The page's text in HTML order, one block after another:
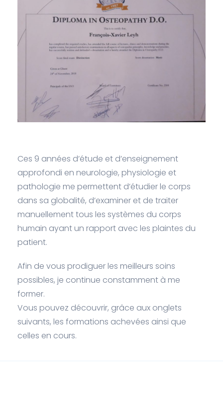
Ces 9 années d’étude et d’enseignement
approfondi en neurologie, physiologie et
pathologie me permettent d’étudier le corps
dans sa globalité, d’examiner et de traiter
manuellement tous les systèmes du corps
humain ayant un rapport avec les plaintes du
patient.
Afin de vous prodiguer les meilleurs soins
possibles, je continue constamment à me
former.
Vous pouvez découvrir, grâce aux onglets
suivants, les formations achevées ainsi que
celles en cours.